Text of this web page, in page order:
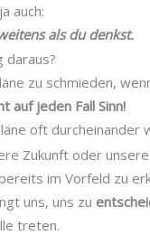
auch:
als du denkst.
daraus?
zu schmieden,
auf jeden Fall Sinn!
oft
Zukunft oder
im Vorfeld zu
uns, uns zu
treten.